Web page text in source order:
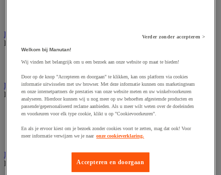
Bewegwijzering en aanduidingsborden
Bekijk de hele productgroep
Deurnaambord
Folderrek en -houder
Bekijk de hele productgroep
Folderrek
Tafel folderstandaard
Wandfolderhouder
Inname en beheer van geld
Bekijk de hele productgroep
Verder zonder accepteren >
Welkom bij Manutan!
Wij vinden het belangrijk om u een bezoek aan onze website op maat te bieden!
Door op de knop "Accepteren en doorgaan" te klikken, kan ons platform via cookies
informatie uitwisselen met uw browser. Met deze informatie kunnen ons marketingteam
en onze internetpartners de prestaties van onze website meten en uw winkelvoorkeuren
analyseren. Hierdoor kunnen wij u nog meer op uw behoeften afgestemde producten en
passende/gepersonaliseerd reclame aanbieden. Als u meer wilt weten over de doeleinden
en voorkeuren voor elk type cookie, klikt u op "Cookievoorkeuren".
En als je ervoor kiest om je bezoek zonder cookies voort te zetten, mag dat ook! Voor
meer informatie verwijzen we je naar onze cookieverklaring.
Accepteren en doorgaan